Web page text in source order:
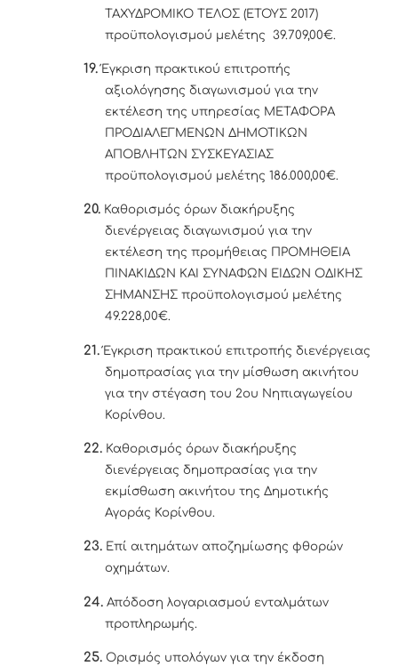
ΤΑΧΥΔΡΟΜΙΚΟ ΤΕΛΟΣ (ΕΤΟΥΣ 2017)
προϋπολογισμού μελέτης 39.709,00€.
19. Έγκριση πρακτικού επιτροπής
αξιολόγησης διαγωνισμού για την
εκτέλεση της υπηρεσίας ΜΕΤΑΦΟΡΑ
ΠΡΟΔΙΑΛΕΓΜΕΝΩΝ ΔΗΜΟΤΙΚΩΝ
ΑΠΟΒΛΗΤΩΝ ΣΥΣΚΕΥΑΣΙΑΣ
προϋπολογισμού μελέτης 186.000,00€.
20. Καθορισμός όρων διακήρυξης
διενέργειας διαγωνισμού για την
εκτέλεση της προμήθειας ΠΡΟΜΗΘΕΙΑ
ΠΙΝΑΚΙΔΩΝ ΚΑΙ ΣΥΝΑΦΩΝ ΕΙΔΩΝ ΟΔΙΚΗΣ
ΣΗΜΑΝΣΗΣ προϋπολογισμού μελέτης
49.228,00€.
21. Έγκριση πρακτικού επιτροπής διενέργειας
δημοπρασίας για την μίσθωση ακινήτου
για την στέγαση του 2ου Νηπιαγωγείου
Κορίνθου.
22. Καθορισμός όρων διακήρυξης
διενέργειας δημοπρασίας για την
εκμίσθωση ακινήτου της Δημοτικής
Αγοράς Κορίνθου.
23. Επί αιτημάτων αποζημίωσης φθορών
οχημάτων.
24. Απόδοση λογαριασμού ενταλμάτων
προπληρωμής.
25. Ορισμός υπολόγων για την έκδοση